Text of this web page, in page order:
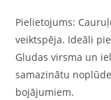
Pielietojums:
veiktspēja. Ideāli
Gludas virsma un
samazinātu
bojājumiem.